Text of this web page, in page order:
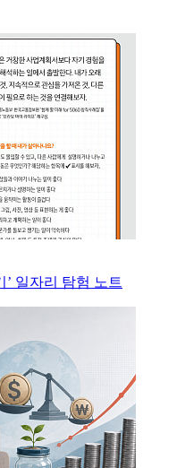
’ 일자리 탐험 노트